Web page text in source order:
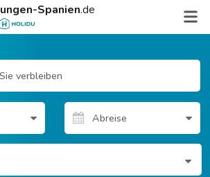
Spanien.de